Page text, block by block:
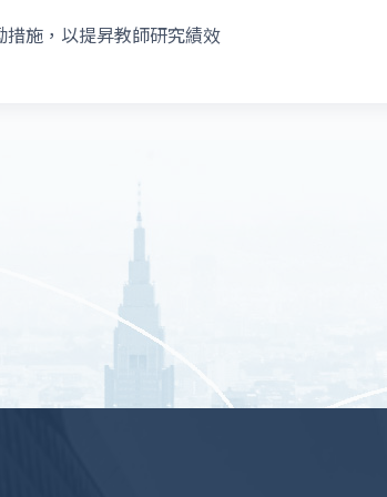
施，以提昇教師研究績效